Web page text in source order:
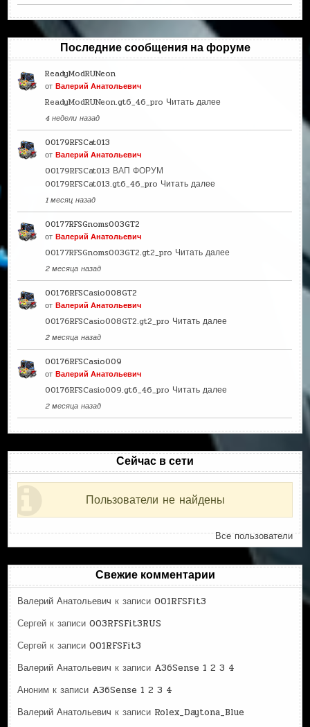
Последние сообщения на форуме
ReadyModRUNeon
отВалерий Анатольевич
ReadyModRUNeon.gt6_46_pro Читать далее
4 недели назад
00179RFSCat013
отВалерий Анатольевич
00179RFSCat013 ВАП ФОРУМ
00179RFSCat013.gt6_46_pro Читать далее
1 месяц назад
00177RFSGnoms003GT2
отВалерий Анатольевич
00177RFSGnoms003GT2.gt2_pro Читать далее
2 месяца назад
00176RFSCasio008GT2
отВалерий Анатольевич
00176RFSCasio008GT2.gt2_pro Читать далее
2 месяца назад
00176RFSCasio009
отВалерий Анатольевич
00176RFSCasio009.gt6_46_pro Читать далее
2 месяца назад
Сейчас в сети
Пользователи не найдены
Все пользователи
Свежие комментарии
Валерий Анатольевич к записи001RFSFit3
Сергей к записи003RFSFit3RUS
Сергей к записи001RFSFit3
Валерий Анатольевич к записи A36Sense 1 2 3 4
Аноним к записи A36Sense 1 2 3 4
Валерий Анатольевич к записи Rolex_Daytona_Blue